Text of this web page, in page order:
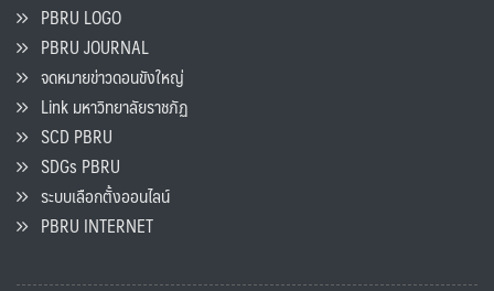
PBRU LOGO
PBRU JOURNAL
จดหมายข่าวดอนขังใหญ่
Link มหาวิทยาลัยราชภัฏ
SCD PBRU
SDGs PBRU
ระบบเลือกตั้งออนไลน์
PBRU INTERNET